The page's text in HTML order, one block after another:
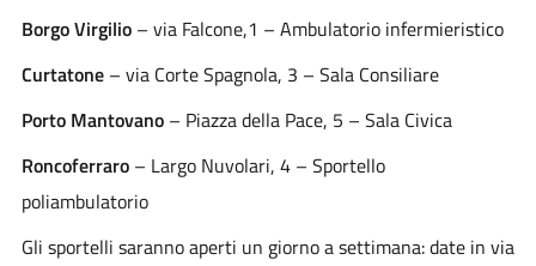
Borgo Virgilio– via Falcone,1 – Ambulatorio infermieristico
Curtatone– via Corte Spagnola, 3 – Sala Consiliare
Porto Mantovano– Piazza della Pace, 5 – Sala Civica
Roncoferraro– Largo Nuvolari, 4 – Sportello
poliambulatorio
Gli sportelli saranno aperti un giorno a settimana: date in via